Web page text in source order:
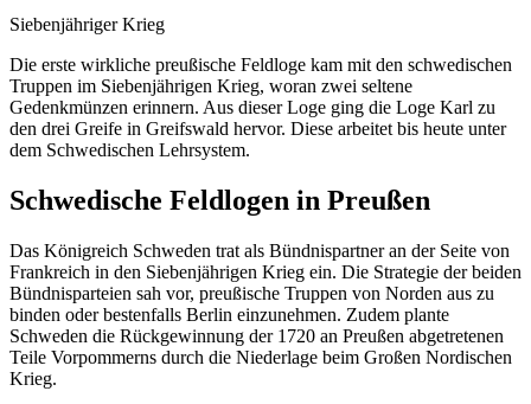
Siebenjähriger Krieg
Die erste wirkliche preußische Feldloge kam mit den schwedischen
Truppen im Siebenjährigen Krieg, woran zwei seltene
Gedenkmünzen erinnern. Aus dieser Loge ging die Loge Karl zu
den drei Greife in Greifswald hervor. Diese arbeitet bis heute unter
dem Schwedischen Lehrsystem.
Schwedische Feldlogen in Preußen
Das Königreich Schweden trat als Bündnispartner an der Seite von
Frankreich in den Siebenjährigen Krieg ein. Die Strategie der beiden
Bündnisparteien sah vor, preußische Truppen von Norden aus zu
binden oder bestenfalls Berlin einzunehmen. Zudem plante
Schweden die Rückgewinnung der 1720 an Preußen abgetretenen
Teile Vorpommerns durch die Niederlage beim Großen Nordischen
Krieg.